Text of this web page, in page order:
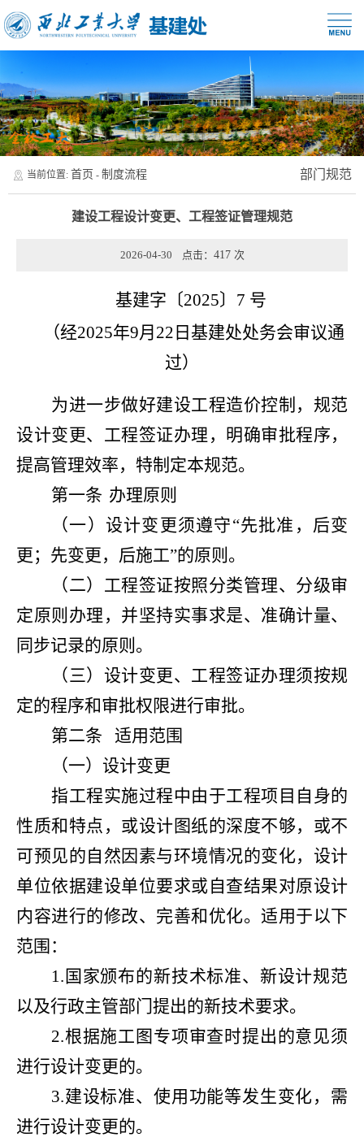
当前位置: 首页 - 制度流程 部门规范
建设工程设计变更、工程签证管理规范
2026-04-30 点击： 417 次
基建字〔2025〕7 号
（经2025年9月22日基建处处务会审议通
过）
为进一步做好建设工程造价控制，规范
设计变更、工程签证办理，明确审批程序，
提高管理效率，特制定本规范。
第一条 办理原则
（一）设计变更须遵守“先批准，后变
更；先变更，后施工”的原则。
（二）工程签证按照分类管理、分级审
定原则办理，并坚持实事求是、准确计量、
同步记录的原则。
（三）设计变更、工程签证办理须按规
定的程序和审批权限进行审批。
第二条 适用范围
（一）设计变更
指工程实施过程中由于工程项目自身的
性质和特点，或设计图纸的深度不够，或不
可预见的自然因素与环境情况的变化，设计
单位依据建设单位要求或自查结果对原设计
内容进行的修改、完善和优化。适用于以下
范围：
1.国家颁布的新技术标准、新设计规范
以及行政主管部门提出的新技术要求。
2.根据施工图专项审查时提出的意见须
进行设计变更的。
3.建设标准、使用功能等发生变化，需
进行设计变更的。